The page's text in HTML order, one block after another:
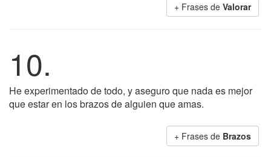
+ Frases de Valorar
10.
He experimentado de todo, y aseguro que nada es mejor
que estar en los brazos de alguien que amas.
+ Frases de Brazos